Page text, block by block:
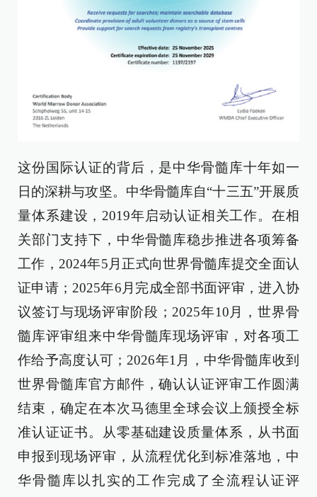
这份国际认证的背后，是中华骨髓库十年如一
日的深耕与攻坚。中华骨髓库自“十三五”开展质
量体系建设，2019年启动认证相关工作。在相
关部门支持下，中华骨髓库稳步推进各项筹备
工作，2024年5月正式向世界骨髓库提交全面认
证申请；2025年6月完成全部书面评审，进入协
议签订与现场评审阶段；2025年10月，世界骨
髓库评审组来中华骨髓库现场评审，对各项工
作给予高度认可；2026年1月，中华骨髓库收到
世界骨髓库官方邮件，确认认证评审工作圆满
结束，确定在本次马德里全球会议上颁授全标
准认证证书。从零基础建设质量体系，从书面
申报到现场评审，从流程优化到标准落地，中
华骨髓库以扎实的工作完成了全流程认证评